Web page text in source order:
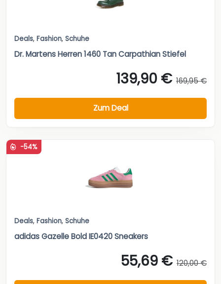
Deals, Fashion, Schuhe
Dr. Martens Herren 1460 Tan Carpathian Stiefel
139,90 € 169,95 €
Zum Deal
-54%
Deals, Fashion, Schuhe
adidas Gazelle Bold IE0420 Sneakers
55,69 € 120,00 €